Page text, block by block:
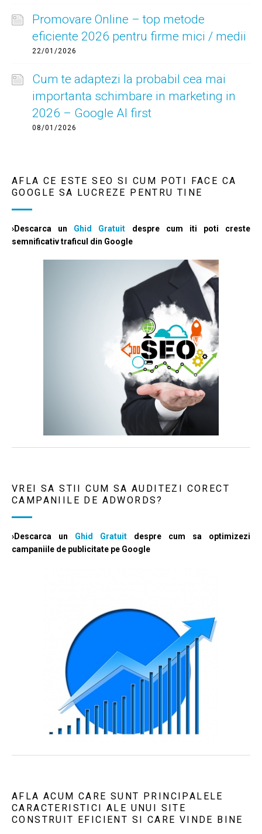
Promovare Online – top metode
eficiente 2026 pentru firme mici / medii
22/01/2026
Cum te adaptezi la probabil cea mai
importanta schimbare in marketing in
2026 – Google AI first
08/01/2026
AFLA CE ESTE SEO SI CUM POTI FACE CA
GOOGLE SA LUCREZE PENTRU TINE
›Descarca un Ghid Gratuit despre cum iti poti creste
semnificativ traficul din Google
VREI SA STII CUM SA AUDITEZI CORECT
CAMPANIILE DE ADWORDS?
›Descarca un Ghid Gratuit despre cum sa optimizezi
campaniile de publicitate pe Google
AFLA ACUM CARE SUNT PRINCIPALELE
CARACTERISTICI ALE UNUI SITE
CONSTRUIT EFICIENT SI CARE VINDE BINE